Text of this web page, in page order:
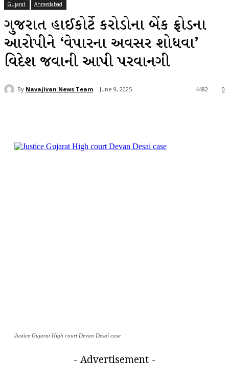
Gujarat Ahmedabad
ગુજરાત હાઈકોર્ટે કરોડોના બેંક ફ્રોડના
આરોપીને ‘વેપારના અવસર શોધવા’
વિદેશ જવાની આપી પરવાનગી
By Navajivan News Team June 9, 2025 0
4482
Justice Gujarat High court Devan Desai case
- Advertisement -